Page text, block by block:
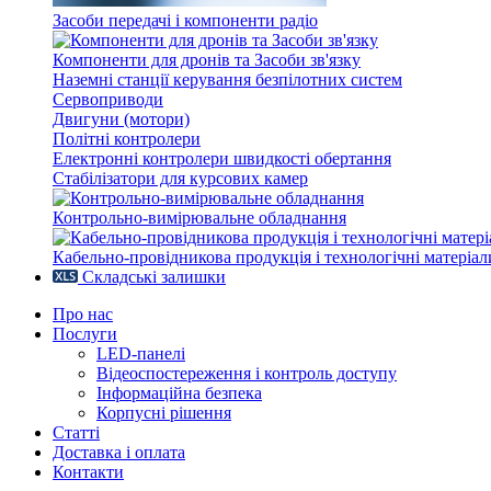
Засоби передачі і компоненти радіо
Компоненти для дронів та Засоби зв'язку
Наземні станції керування безпілотних систем
Сервоприводи
Двигуни (мотори)
Політні контролери
Електронні контролери швидкості обертання
Стабілізатори для курсових камер
Контрольно-вимірювальне обладнання
Кабельно-провідникова продукція і технологічні
Складські залишки
Про нас
Послуги
LED-панелі
Відеоспостереження і контроль доступу
Інформаційна безпека
Корпусні рішення
Статті
Доставка і оплата
Контакти